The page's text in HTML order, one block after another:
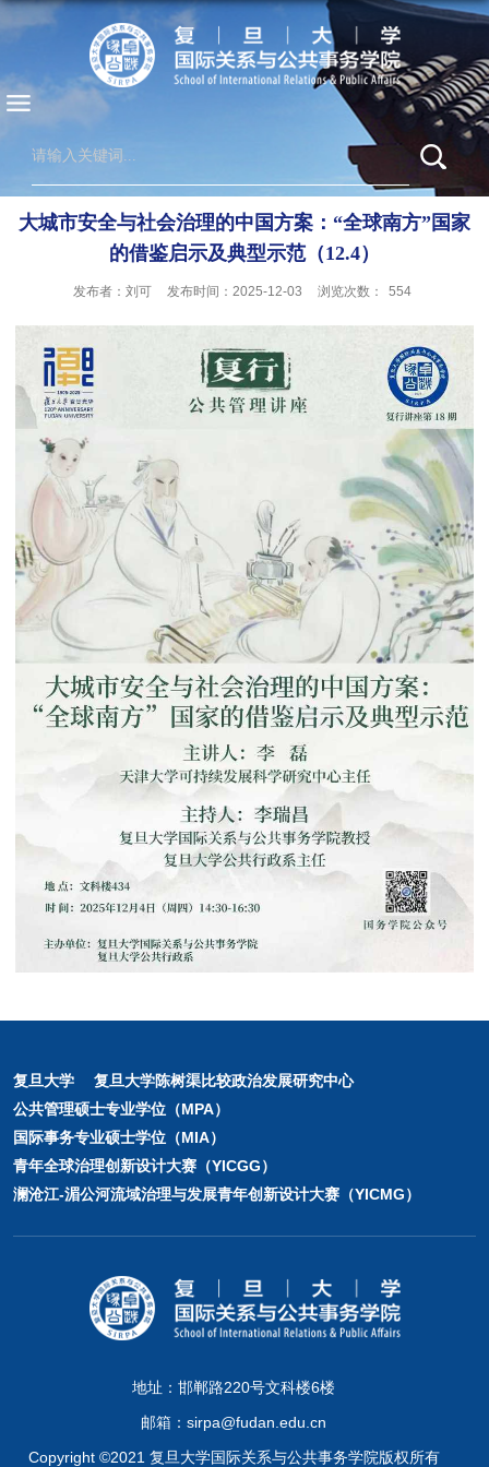
大城市安全与社会治理的中国方案：“全球南方”国家
的借鉴启示及典型示范（12.4）
发布者：刘可 发布时间：2025-12-03 浏览次数： 554
复旦大学
复旦大学陈树渠比较政治发展研究中心
公共管理硕士专业学位（MPA）
国际事务专业硕士学位（MIA）
青年全球治理创新设计大赛（YICGG）
澜沧江-湄公河流域治理与发展青年创新设计大赛（YICMG）
地址：邯郸路220号文科楼6楼
邮箱：sirpa@fudan.edu.cn
Copyright ©2021 复旦大学国际关系与公共事务学院版权所有